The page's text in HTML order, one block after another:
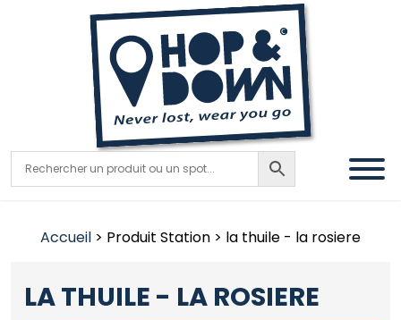
Accueil > Produit Station > la thuile - la rosiere
LA THUILE - LA ROSIERE